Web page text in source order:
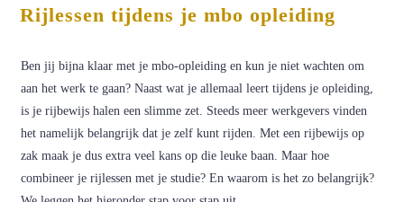
Rijlessen tijdens je mbo opleiding
Ben jij bijna klaar met je mbo-opleiding en kun je niet wachten om
aan het werk te gaan? Naast wat je allemaal leert tijdens je opleiding,
is je rijbewijs halen een slimme zet. Steeds meer werkgevers vinden
het namelijk belangrijk dat je zelf kunt rijden. Met een rijbewijs op
zak maak je dus extra veel kans op die leuke baan. Maar hoe
combineer je rijlessen met je studie? En waarom is het zo belangrijk?